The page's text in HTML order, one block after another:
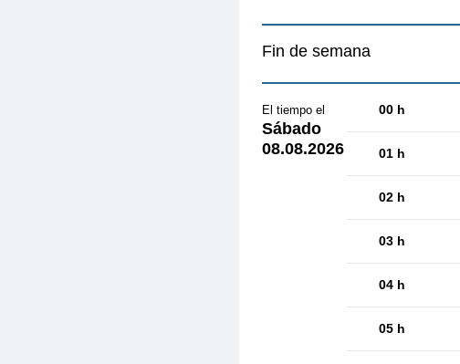
Fin de semana
El tiempo el
Sábado
08.08.2026
00 h
01 h
02 h
03 h
04 h
05 h